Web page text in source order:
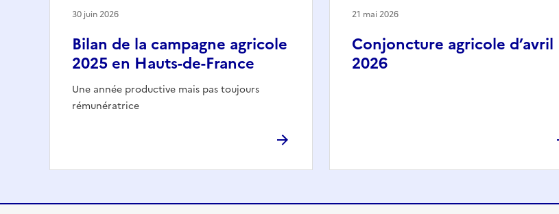
Bilan de la campagne agricole
2025 en Hauts-de-France
Une année productive mais pas toujours
rémunératrice
30 juin 2026
Conjoncture agricole d’avril
2026
21 mai 2026